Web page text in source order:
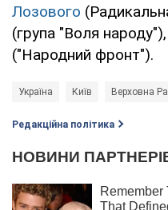
Лозового
(група "Воля
("Народний фронт").
Україна Київ Верховна
Редакційна політика